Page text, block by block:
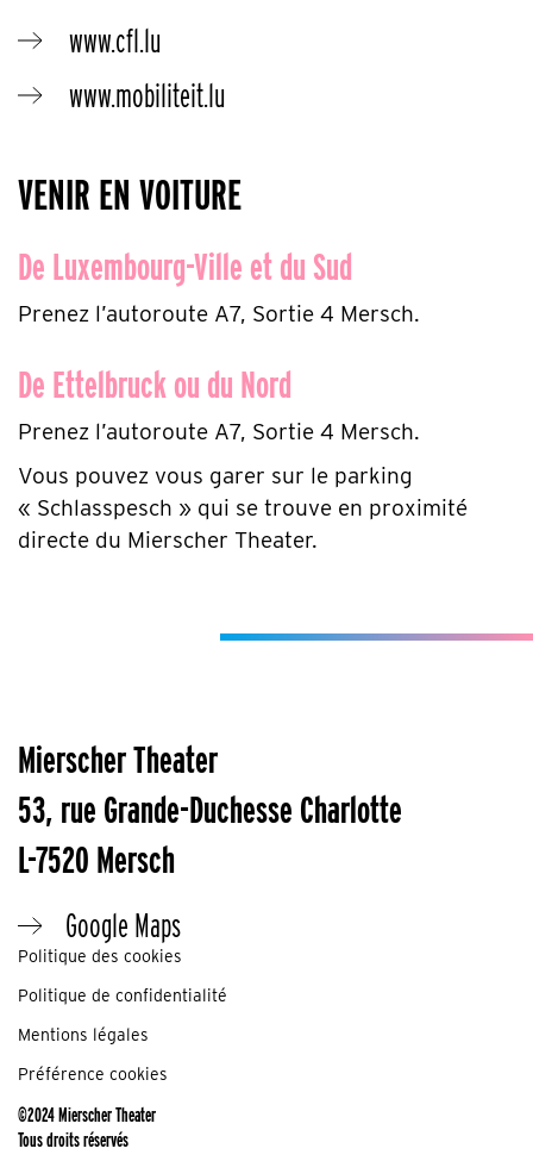
www.cfl.lu
www.mobiliteit.lu
VENIR EN VOITURE
De Luxembourg-Ville et du Sud
Prenez l’autoroute A7, Sortie 4 Mersch.
De Ettelbruck ou du Nord
Prenez l’autoroute A7, Sortie 4 Mersch.
Vous pouvez vous garer sur le parking
« Schlasspesch » qui se trouve en proximité
directe du Mierscher Theater.
Mierscher Theater
53, rue Grande-Duchesse Charlotte
L-7520 Mersch
Google Maps
Politique des cookies
Politique de confidentialité
Mentions légales
Préférence cookies
©2024 Mierscher Theater
Tous droits réservés